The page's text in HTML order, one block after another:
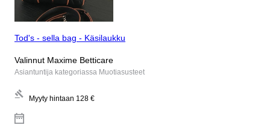
Tod's - sella bag - Käsilaukku
Valinnut Maxime Betticare
Asiantuntija kategoriassa Muotiasusteet
Myyty hintaan 128 €